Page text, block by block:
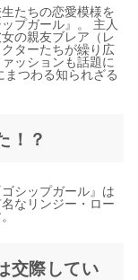
たちの恋愛模様を
プガール』。 主人
の親友ブレア（レ
ターたちが繰り広
ッションも話題に
つわる知られざる
！？
シップガール』は
なリンジー・ロー
交際してい